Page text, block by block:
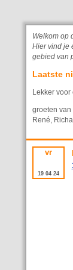
Welkom op
Hier vind je
gebied van
Laatste
Lekker
groeten van
René,
vr
19 04 24